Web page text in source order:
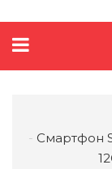
Смартфон